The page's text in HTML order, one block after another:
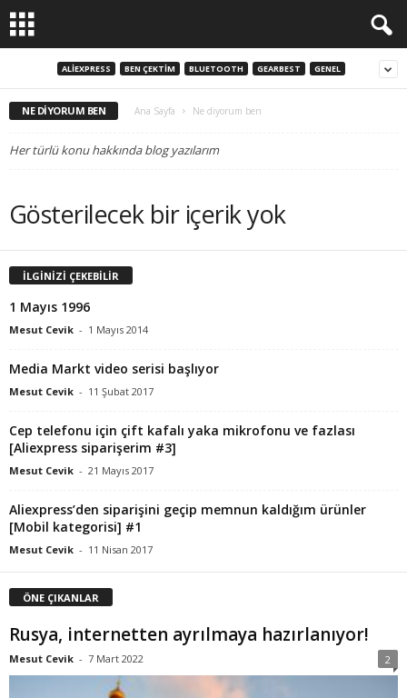
ALIEXPRESS BEN ÇEKTIM BLUETOOTH GEARBEST GENEL
NE DIYORUM BEN Ana Sayfa Ne diyorum ben
Her türlü konu hakkında blog yazılarım
Gösterilecek bir içerik yok
İLGİNİZİ ÇEKEBİLİR
1 Mayıs 1996
Mesut Cevik - 1 Mayıs 2014
Media Markt video serisi başlıyor
Mesut Cevik - 11 Şubat 2017
Cep telefonu için çift kafalı yaka mikrofonu ve fazlası
[Aliexpress siparişerim #3]
Mesut Cevik - 21 Mayıs 2017
Aliexpress’den siparişini geçip memnun kaldığım ürünler
[Mobil kategorisi] #1
Mesut Cevik - 11 Nisan 2017
ÖNE ÇIKANLAR
Rusya, internetten ayrılmaya hazırlanıyor!
Mesut Cevik - 7 Mart 2022 2